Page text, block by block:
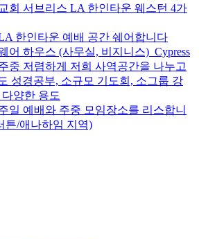
교회 서브리스 LA 한인타운 웨스턴 4가
한인타운 예배 공간 쉐어합니다
어 하우스 (사무실, 비지니스)_Cypress
중 저렴하게 저희 사역공간을 나누고
성경공부, 소규모 기도회, 소그룹 강
양한 용도
일 예배와 주중 모임장소를 리스합니
튼/애나하임 지역)